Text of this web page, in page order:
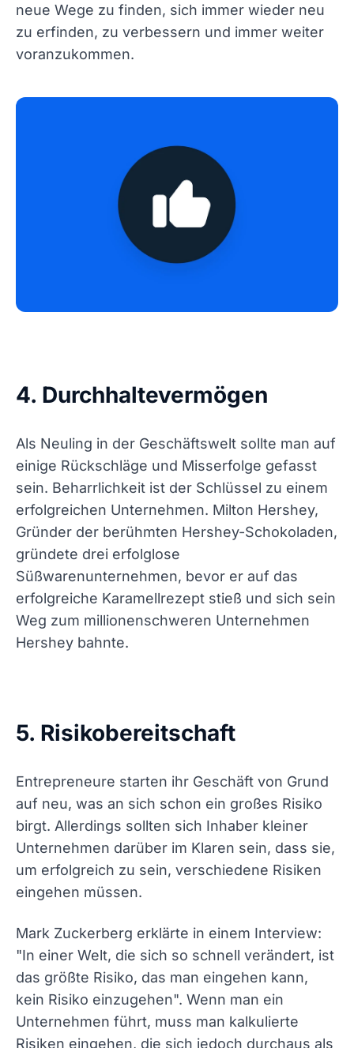
neue Wege zu finden, sich immer wieder neu
zu erfinden, zu verbessern und immer weiter
voranzukommen.
4. Durchhaltevermögen
Als Neuling in der Geschäftswelt sollte man auf
einige Rückschläge und Misserfolge gefasst
sein. Beharrlichkeit ist der Schlüssel zu einem
erfolgreichen Unternehmen. Milton Hershey,
Gründer der berühmten Hershey-Schokoladen,
gründete drei erfolglose
Süßwarenunternehmen, bevor er auf das
erfolgreiche Karamellrezept stieß und sich sein
Weg zum millionenschweren Unternehmen
Hershey bahnte.
5. Risikobereitschaft
Entrepreneure starten ihr Geschäft von Grund
auf neu, was an sich schon ein großes Risiko
birgt. Allerdings sollten sich Inhaber kleiner
Unternehmen darüber im Klaren sein, dass sie,
um erfolgreich zu sein, verschiedene Risiken
eingehen müssen.
Mark Zuckerberg erklärte in einem Interview:
"In einer Welt, die sich so schnell verändert, ist
das größte Risiko, das man eingehen kann,
kein Risiko einzugehen". Wenn man ein
Unternehmen führt, muss man kalkulierte
Risiken eingehen, die sich jedoch durchaus als